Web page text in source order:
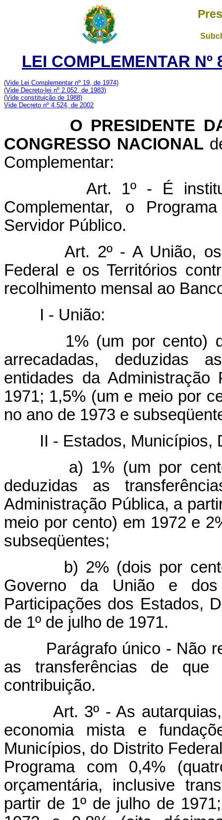
LEI COMPLEMENTAR Nº
(Vide Lei Complementar nº 19, de 1974)
(Vide Decreto-lei nº 2.052, de 1983)
(Vide constituição de 1988)
Vide Decreto nº 4.524, de 2002
O PRESIDENTE DA
CONGRESSO NACIONAL
Complementar:
Art. 1º - É
Complementar, o
Servidor Público.
Art. 2º - A União,
Federal e os Territórios
recolhimento mensal ao
I - União:
1% (um por cento) das
arrecadadas, deduzidas
entidades da
1971; 1,5% (um e meio por
no ano de 1973 e
II - Estados, Municípios,
a) 1% (um por cento)
deduzidas as
Administração Pública, a
meio por cento) em 1972 e
subseqüentes;
b) 2% (dois por cento)
Governo da União e
Participações dos Estados,
de 1º de julho de 1971.
Parágrafo único - Não
as transferências de
contribuição.
Art. 3º - As
economia mista e
Municípios, do Distrito
Programa com 0,4%
orçamentária, inclusive
partir de 1º de julho de